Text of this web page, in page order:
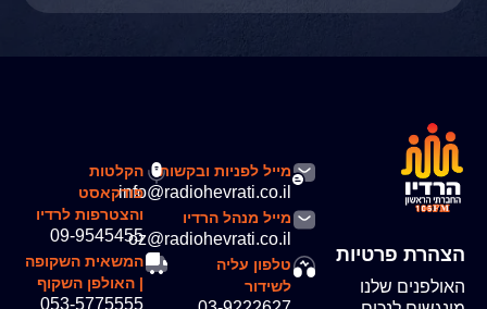
הצהרת פרטיות
האולפנים שלנו
info@radiohevrati.co.il
מייל לפניות ובקשות
oz@radiohevrati.co.il
מייל מנהל הרדיו
טלפון עליה
לשידור
09-9545455
הקלטות
פודקאסט
והצטרפות לרדיו
053-5775555
המשאית השקופה
| האולפן השקוף